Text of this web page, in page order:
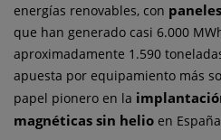
energías renovables, con
que han generado casi 6.000
aproximadamente 1.590
apuesta por equipamiento más
papel pionero en la
magnéticas sin helio en